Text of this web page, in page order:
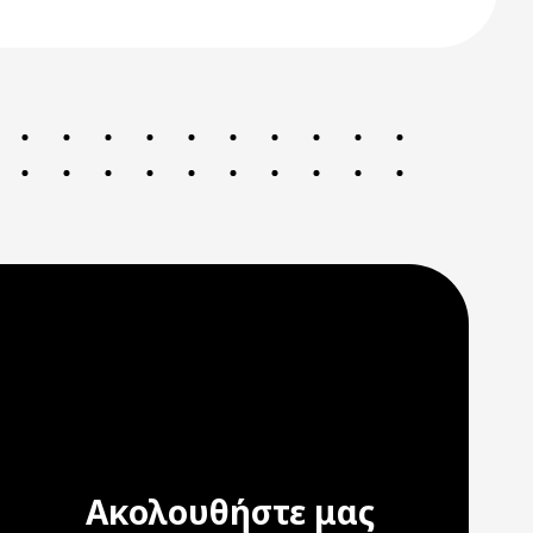
Ακολουθήστε μας